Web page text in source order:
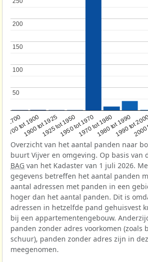
1700
1700 tot 1900
1900 tot 19251925 tot 19501950 tot 19701970 tot 19801980 tot 1990
1990 tot
50
50
100
100
150
150
200
200
Overzicht van het aantal panden naar
buurt Vijver en omgeving. Op basis van
BAG van het Kadaster van 1 juli 2026.
gegevens betreffen het aantal panden
aantal adressen met panden in een
hoger dan het aantal panden. Dit is
adressen in hetzelfde pand gehuisvest
bij een appartementengebouw.
panden zonder adres voorkomen (zoals
schuur), panden zonder adres zijn in
meegenomen.